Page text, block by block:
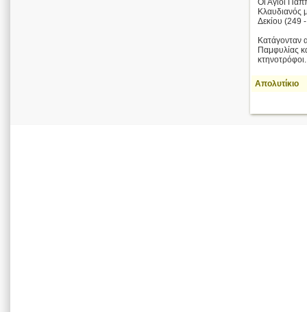
Οι Άγιοι
Κλαυδιανός
Δεκίου (249
Κατάγονταν
Παμφυλίας
Απολυτίκιο